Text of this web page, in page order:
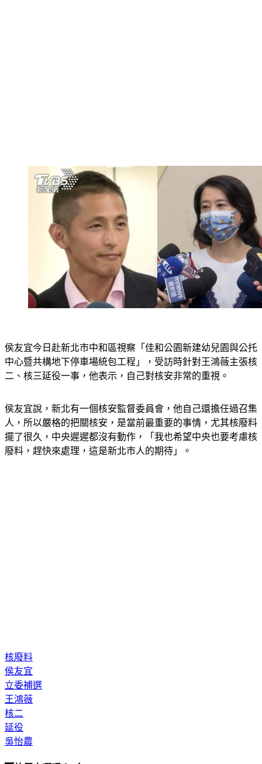
侯友宜今日赴新北市中和區視察「佳和公園新建幼兒園與公托
中心暨共構地下停車場統包工程」，受訪時針對王鴻薇主張核
二、核三延役一事，他表示，自己對核安非常的重視。
侯友宜說，新北有一個核安監督委員會，他自己還擔任過召集
人，所以嚴格的把關核安，是當前最重要的事情，尤其核廢料
擺了很久，中央遲遲都沒有動作，「我也希望中央也要考慮核
廢料，趕快來處理，這是新北市人的期待」。
核廢料
侯友宜
立委補選
王鴻薇
核二
延役
吳怡農